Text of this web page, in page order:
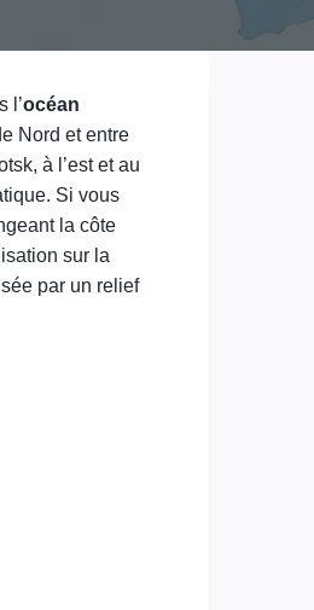
l’océan
Nord et entre
à l’est et au
Si vous
la côte
sur la
par un relief